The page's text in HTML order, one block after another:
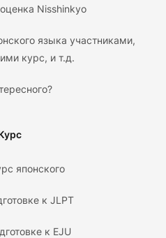
Nisshinkyo
языка участниками,
курс, и т.д.
японского
к JLPT
к EJU